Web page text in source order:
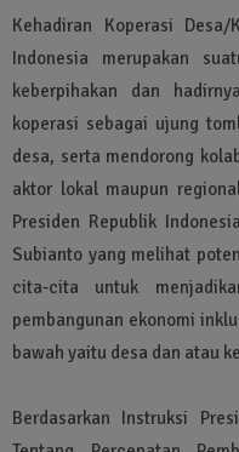
Kehadiran Koperasi
Indonesia merupakan
keberpihakan dan
koperasi sebagai ujung
desa, serta mendorong
aktor lokal maupun
Presiden Republik
Subianto yang melihat
cita-cita untuk
pembangunan ekonomi
bawah yaitu desa dan atau
Berdasarkan Instruksi